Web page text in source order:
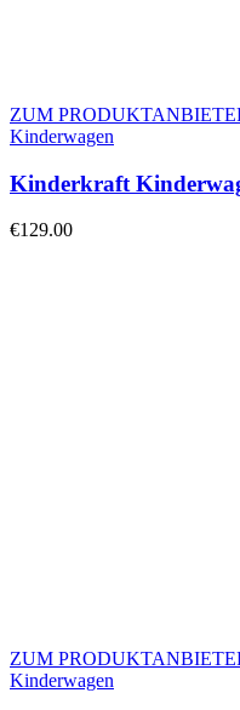
ZUM
Kinderwagen
Kinderkraft
€129.00
ZUM
Kinderwagen